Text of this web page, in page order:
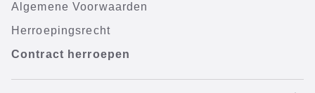
Algemene Voorwaarden
Herroepingsrecht
Contract herroepen